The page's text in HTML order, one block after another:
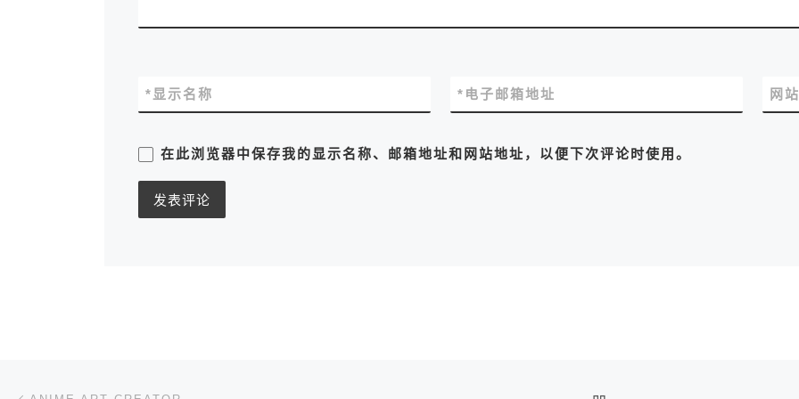
显示名称
* 电子邮箱地址
* 网
在此浏览器中保存我的显示名称、邮箱地址和网站地址，以便下次评论时使用。
文章导航